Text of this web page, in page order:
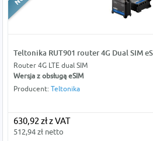
Teltonika RUT901 router 4G Dual SIM
Router 4G LTE dual SIM
Wersja z obsługą eSIM
Producent: Teltonika
630,92 zł z VAT
512,94 zł netto